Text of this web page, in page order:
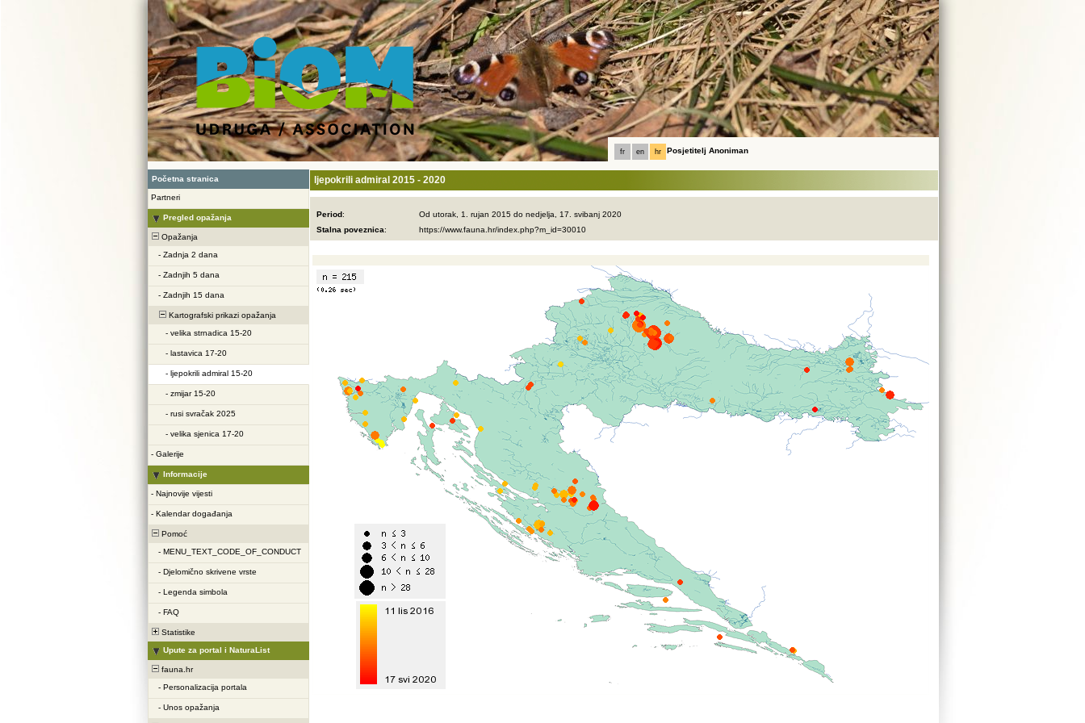
fr en hr Posjetitelj Anoniman
Početna stranica
Partneri
Pregled opažanja
Opažanja
- Zadnja 2 dana
- Zadnjih 5 dana
- Zadnjih 15 dana
Kartografski prikazi opažanja
- velika strnadica 15-20
- lastavica 17-20
- ljepokrili admiral 15-20
- zmijar 15-20
- rusi svračak 2025
- velika sjenica 17-20
- Galerije
Informacije
- Najnovije vijesti
- Kalendar događanja
Pomoć
- MENU_TEXT_CODE_OF_CONDUCT
- Djelomično skrivene vrste
- Legenda simbola
- FAQ
Statistike
Upute za portal i NaturaList
fauna.hr
- Personalizacija portala
- Unos opažanja
ljepokrili admiral 2015 - 2020
Period:
Od utorak, 1. rujan 2015 do nedjelja, 17. svibanj 2020
Stalna poveznica: